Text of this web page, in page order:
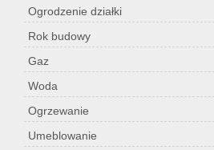
Ogrodzenie działki
Rok budowy
Gaz
Woda
Ogrzewanie
Umeblowanie